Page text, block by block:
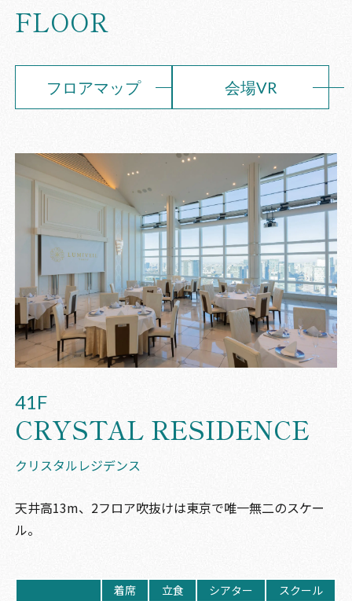
FLOOR
フロアマップ 会場VR
41F
CRYSTAL RESIDENCE
クリスタルレジデンス
天井高13m、2フロア吹抜けは東京で唯一無二のスケー
ル。
着席 立食 シアター スクール